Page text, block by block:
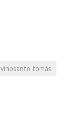
vinosanto tomás